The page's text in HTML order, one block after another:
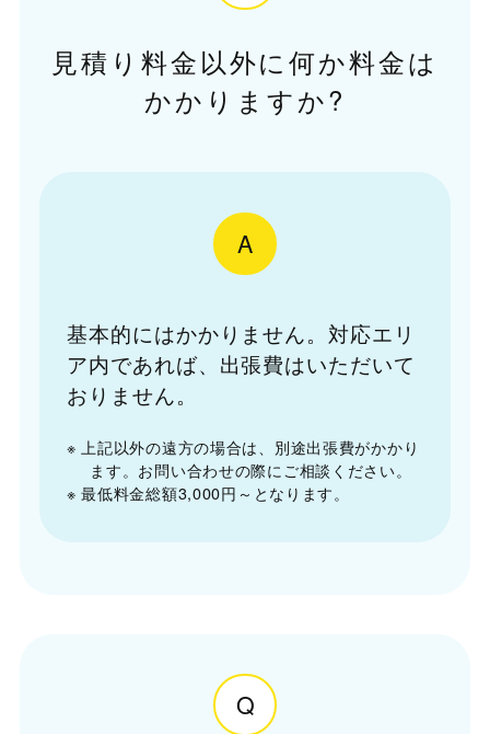
見積り料金以外に何か料金は
かかりますか?
A
基本的にはかかりません。対応エリ
ア内であれば、出張費はいただいて
おりません。
※ 上記以外の遠方の場合は、別途出張費がかかり
ます。お問い合わせの際にご相談ください。
※ 最低料金総額3,000円～となります。
Q